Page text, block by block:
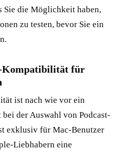
Sie die Möglichkeit haben,
zu testen, bevor Sie ein
Kompatibilität für
ist nach wie vor ein
der Auswahl von Podcast-
exklusiv für Mac-Benutzer
Liebhabern eine